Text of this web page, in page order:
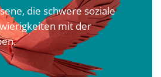
die schwere soziale
mit der